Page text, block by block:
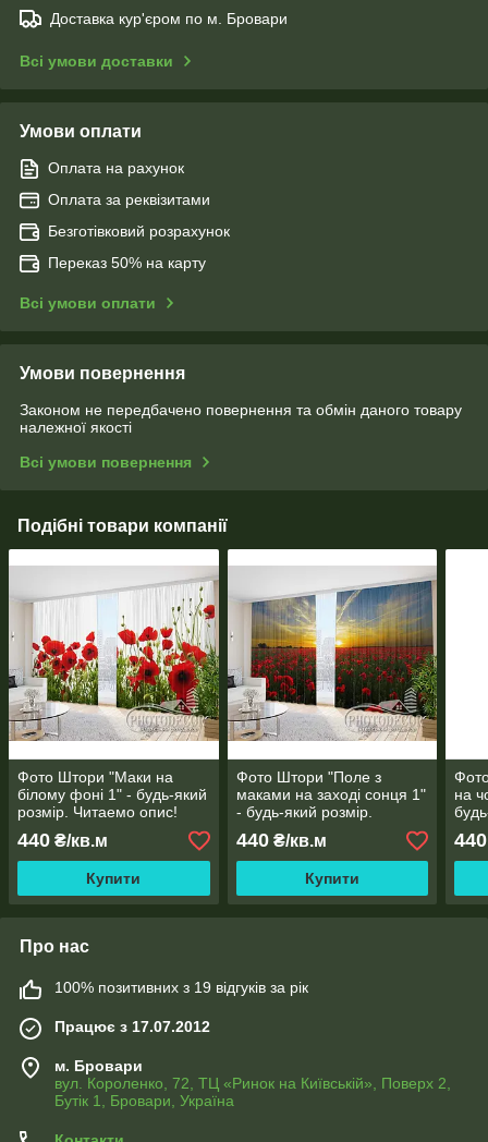
Доставка кур'єром по м. Бровари
Всі умови доставки
Умови оплати
Оплата на рахунок
Оплата за реквізитами
Безготівковий розрахунок
Переказ 50% на карту
Всі умови оплати
Умови повернення
Законом не передбачено повернення та обмін даного товару
належної якості
Всі умови повернення
Подібні товари компанії
Фото Штори "Маки на
білому фоні 1" - будь-який
розмір. Читаемо опис!
440 ₴/кв.м
Купити
Фото Штори "Поле з
маками на заході сонця 1"
- будь-який розмір.
440₴/кв.м
Купити
на
440
Про нас
100% позитивних з 19 відгуків за рік
Працює з 17.07.2012
м. Бровари
вул. Короленко, 72, ТЦ «Ринок на Київській», Поверх 2,
Бутік 1, Бровари, Україна